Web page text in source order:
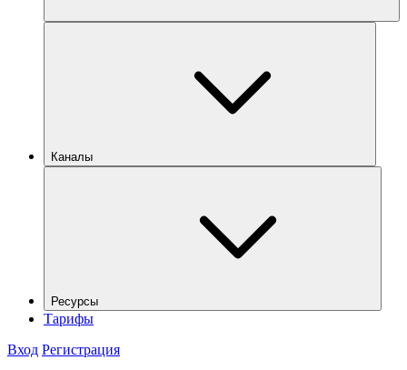
Каналы
Ресурсы
Тарифы
Вход Регистрация